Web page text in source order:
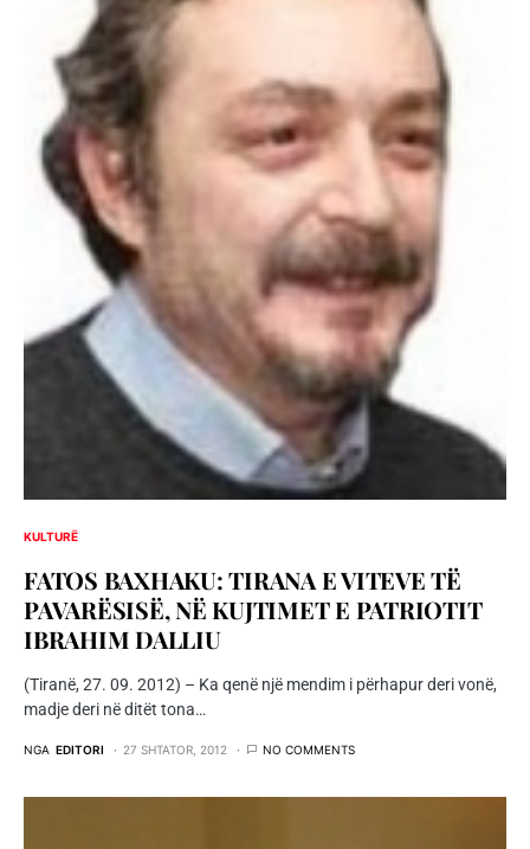
KULTURË
FATOS BAXHAKU: TIRANA E VITEVE TË
PAVARËSISË, NË KUJTIMET E PATRIOTIT
IBRAHIM DALLIU
(Tiranë, 27. 09. 2012) – Ka qenë një mendim i përhapur deri vonë,
madje deri në ditët tona…
NGA EDITORI 27 SHTATOR, 2012 NO COMMENTS